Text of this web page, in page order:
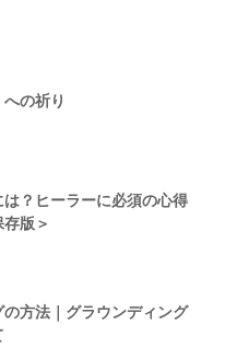
への祈り
は？ヒーラーに必須の心得
版＞
方法｜グラウンディング